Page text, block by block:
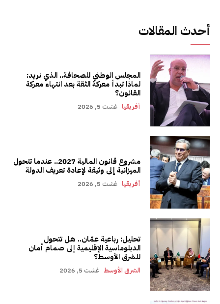
أحدث المقالات
المجلس الوطني للصحافة.. الذي نريد:
لماذا تبدأ معركة الثقة بعد انتهاء معركة
القانون؟
أفريقيا غشت 5, 2026
مشروع قانون المالية 2027.. عندما تتحول
الميزانية إلى وثيقة لإعادة تعريف الدولة
أفريقيا غشت 5, 2026
تحليل: رباعية عمّان.. هل تتحول
الدبلوماسية الإقليمية إلى صمام أمان
للشرق الأوسط؟
الشرق الأوسط غشت 5, 2026